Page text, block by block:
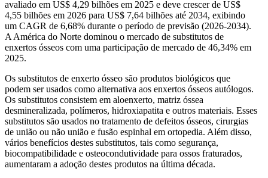
avaliado em US$ 4,29 bilhões em 2025 e deve crescer de US$
4,55 bilhões em 2026 para US$ 7,64 bilhões até 2034, exibindo
um CAGR de 6,68% durante o período de previsão (2026-2034).
A América do Norte dominou o mercado de substitutos de
enxertos ósseos com uma participação de mercado de 46,34% em
2025.
Os substitutos de enxerto ósseo são produtos biológicos que
podem ser usados ​​como alternativa aos enxertos ósseos autólogos.
Os substitutos consistem em aloenxerto, matriz óssea
desmineralizada, polímeros, hidroxiapatita e outros materiais. Esses
substitutos são usados ​​no tratamento de defeitos ósseos, cirurgias
de união ou não união e fusão espinhal em ortopedia. Além disso,
vários benefícios destes substitutos, tais como segurança,
biocompatibilidade e osteocondutividade para ossos fraturados,
aumentaram a adoção destes produtos na última década.